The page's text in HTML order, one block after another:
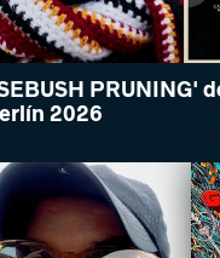
PRUNING'
2026